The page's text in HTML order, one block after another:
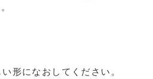
形になおしてください。